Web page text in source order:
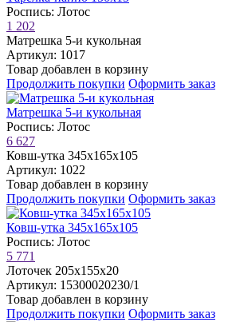
Роспись: Лотос
1 202
Матрешка 5-и кукольная
Артикул: 1017
Товар добавлен в корзину
Продолжить покупки Оформить заказ
Матрешка 5-и кукольная
Роспись: Лотос
6 627
Ковш-утка 345х165х105
Артикул: 1022
Товар добавлен в корзину
Продолжить покупки Оформить заказ
Ковш-утка 345х165х105
Роспись: Лотос
5 771
Лоточек 205х155х20
Артикул: 15300020230/1
Товар добавлен в корзину
Продолжить покупки Оформить заказ